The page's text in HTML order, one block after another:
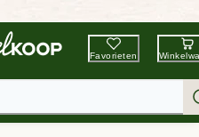
Tuin & Dier
Favorieten